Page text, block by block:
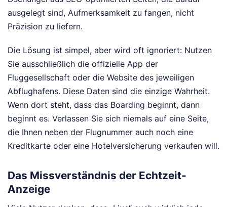
ausgelegt sind, Aufmerksamkeit zu fangen, nicht
Präzision zu liefern.
Die Lösung ist simpel, aber wird oft ignoriert: Nutzen
Sie ausschließlich die offizielle App der
Fluggesellschaft oder die Website des jeweiligen
Abflughafens. Diese Daten sind die einzige Wahrheit.
Wenn dort steht, dass das Boarding beginnt, dann
beginnt es. Verlassen Sie sich niemals auf eine Seite,
die Ihnen neben der Flugnummer auch noch eine
Kreditkarte oder eine Hotelversicherung verkaufen will.
Das Missverständnis der Echtzeit-
Anzeige